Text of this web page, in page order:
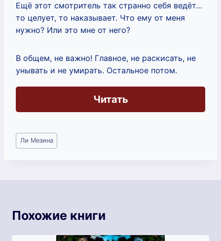
Ещё этот смотритель так странно себя ведёт…
то целует, то наказывает. Что ему от меня
нужно? Или это мне от него?
В общем, не важно! Главное, не раскисать, не
унывать и не умирать. Остальное потом.
Читать
Метки
записи:
Ли Мезина
Похожие книги